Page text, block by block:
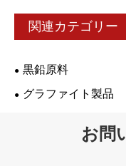
関連カテゴリー
黒鉛原料
グラファイト製品
お問